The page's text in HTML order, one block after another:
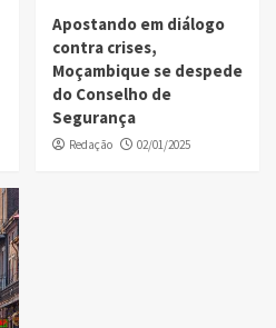
Apostando em diálogo
contra crises,
Moçambique se despede
do Conselho de
Segurança
Redação 02/01/2025